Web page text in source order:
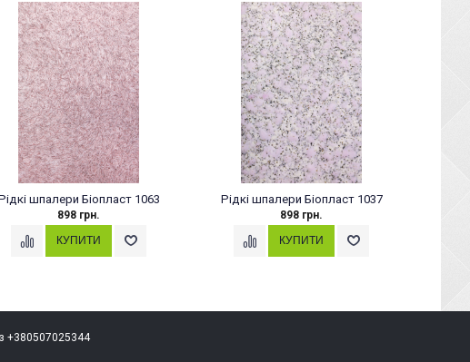
шпалери Біопласт 1063
898 грн.
Рідкі шпалери Біопласт 1037
898 грн.
+380507025344